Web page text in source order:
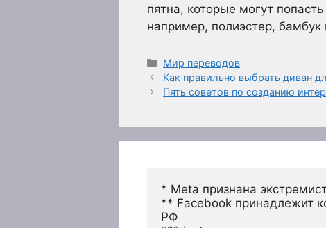
пятна, которые могут
например, полиэстер, бамбук
Рубрики
Мир переводов
Как правильно выбрать диван
Пять советов по созданию
* Meta признана
** Facebook принадлежит
РФ